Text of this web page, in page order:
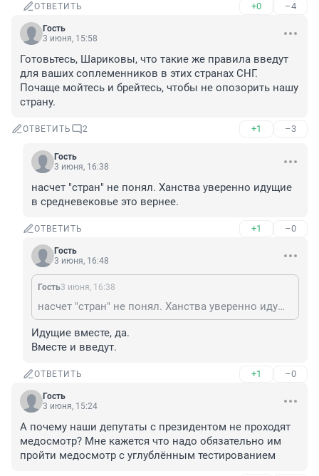
ОТВЕТИТЬ +0 –4
Гость
3 июня, 15:58
Готовьтесь, Шариковы, что такие же правила введут
для ваших соплеменников в этих странах СНГ.
Почаще мойтесь и брейтесь, чтобы не опозорить нашу
страну.
ОТВЕТИТЬ 2 +1 –3
Гость
3 июня, 16:38
насчет "стран" не понял. Ханства уверенно идущие
в средневековье это вернее.
ОТВЕТИТЬ +1 –0
Гость
3 июня, 16:48
Гость3 июня, 16:38
насчет "стран" не понял. Ханства уверенно идущие в средневековье это вернее.
Идущие вместе, да.
Вместе и введут.
ОТВЕТИТЬ +1 –0
Гость
3 июня, 15:24
А почему наши депутаты с президентом не проходят
медосмотр? Мне кажется что надо обязательно им
пройти медосмотр с углублённым тестированием